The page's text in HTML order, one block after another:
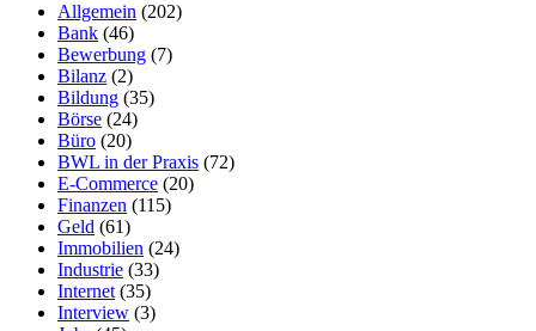
Allgemein (202)
Bank (46)
Bewerbung (7)
Bilanz (2)
Bildung (35)
Börse (24)
Büro (20)
BWL in der Praxis (72)
E-Commerce (20)
Finanzen (115)
Geld (61)
Immobilien (24)
Industrie (33)
Internet (35)
Interview (3)